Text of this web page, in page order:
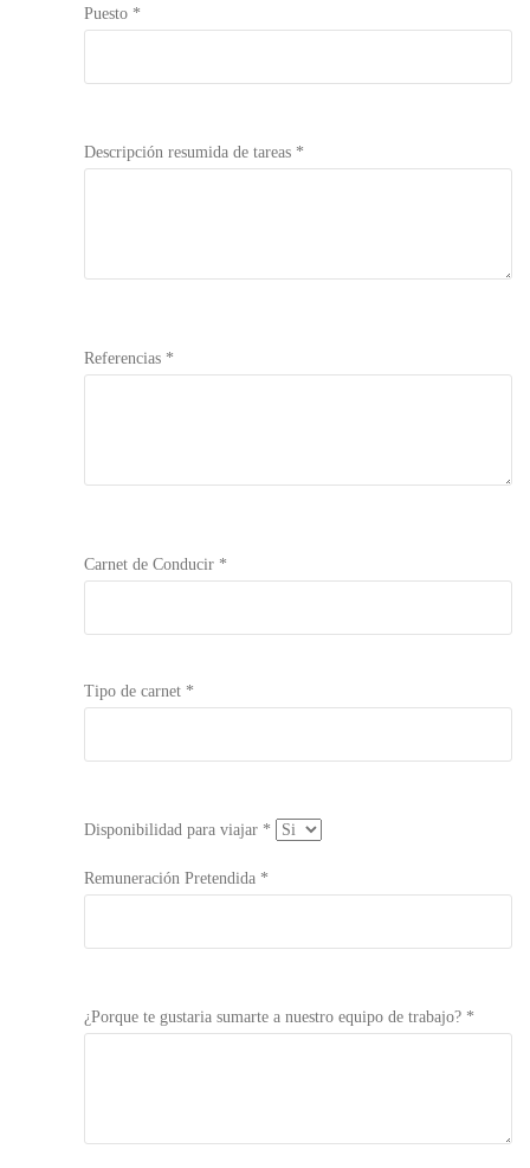
Puesto *
Descripción resumida de tareas *
Referencias *
Carnet de Conducir *
Tipo de carnet *
Disponibilidad para viajar *
Remuneración Pretendida *
¿Porque te gustaria sumarte a nuestro equipo de trabajo? *